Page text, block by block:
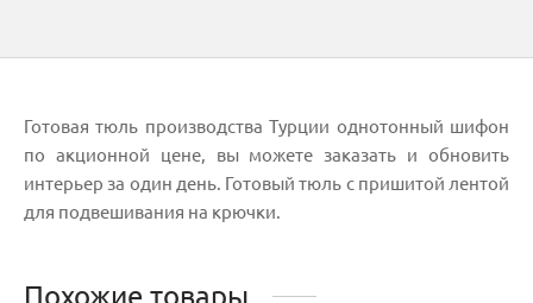
Готовая тюль производства Турции однотонный шифон
по акционной цене, вы можете заказать и обновить
интерьер за один день. Готовый тюль с пришитой лентой
для подвешивания на крючки.
Похожие товары